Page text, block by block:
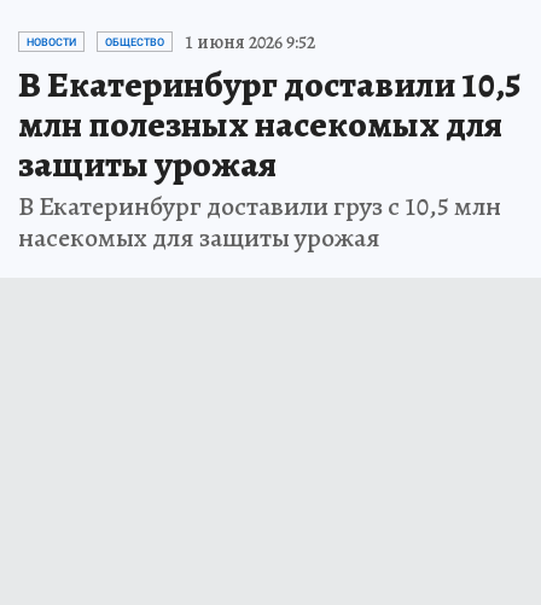
НОВОСТИ ОБЩЕСТВО 1 июня 2026 9:52
В Екатеринбург доставили 10,5
млн полезных насекомых для
защиты урожая
В Екатеринбург доставили груз с 10,5 млн
насекомых для защиты урожая